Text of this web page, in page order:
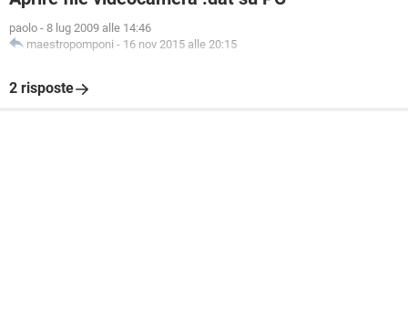
paolo - 8 lug 2009 alle 14:46
maestropomponi - 16 nov 2015 alle 20:15
2 risposte